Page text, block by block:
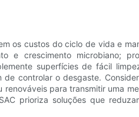
os custos do ciclo de vida e
e crescimento microbiano;
superfícies de fácil
controlar o desgaste.
​​para transmitir uma
prioriza soluções que